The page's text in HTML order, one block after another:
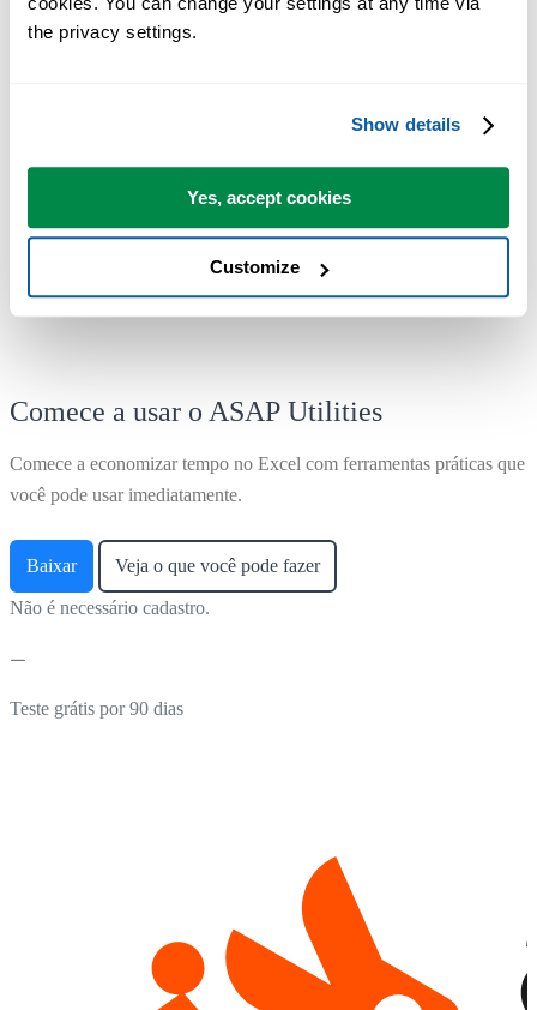
the privacy settings.
Show details
Yes, accept cookies
Customize
Usado por equipes em mais de 28.500 organizações.
Comece a usar o ASAP Utilities
Comece a economizar tempo no Excel com ferramentas práticas que
você pode usar imediatamente.
Baixar Veja o que você pode fazer
Não é necessário cadastro.
Teste grátis por 90 dias